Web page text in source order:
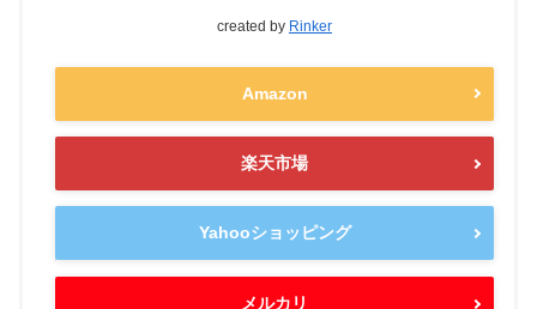
created by Rinker
Amazon
楽天市場
Yahooショッピング
メルカリ